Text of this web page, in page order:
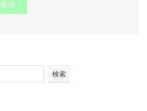
検索